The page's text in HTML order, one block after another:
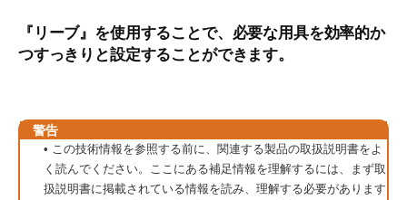
『リーブ』を使用することで、必要な用具を効率的か
つすっきりと設定することができます。
警告
• この技術情報を参照する前に、関連する製品の取扱説明書をよ
く読んでください。ここにある補足情報を理解するには、まず取
扱説明書に掲載されている情報を読み、理解する必要があります